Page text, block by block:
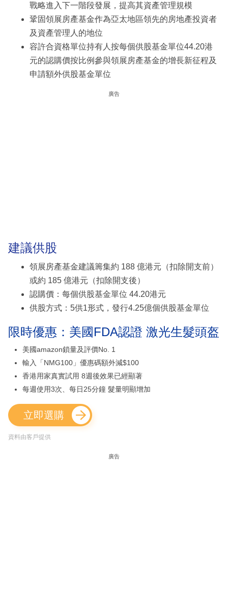
戰略進入下一階段發展，提高其資產管理規模
鞏固領展房產基金作為亞太地區領先的房地產投資者
及資產管理人的地位
容許合資格單位持有人按每個供股基金單位44.20港
元的認購價按比例參與領展房產基金的增長新征程及
申請額外供股基金單位
廣告
建議供股
領展房產基金建議籌集約 188 億港元（扣除開支前）
或約 185 億港元（扣除開支後）
認購價：每個供股基金單位 44.20港元
供股方式：5供1形式，發行4.25億個供股基金單位
限時優惠：美國FDA認證 激光生髮頭盔
美國amazon鎖量及評價No. 1
輸入「NMG100」優惠碼額外減$100
香港用家真實試用 8週後效果已經顯著
每週使用3次、每日25分鐘 髮量明顯增加
立即選購
資料由客戶提供
廣告